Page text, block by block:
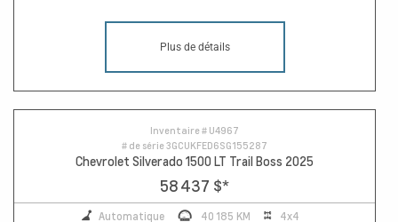
Plus de détails
Inventaire # U4967
# de série3GCUKFED6SG155287
Chevrolet Silverado 1500 LT Trail Boss 2025
58 437 $*
Automatique 40 185 KM 4x4